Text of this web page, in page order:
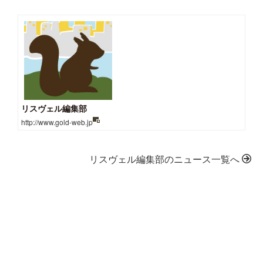
リスヴェル編集部
http://www.gold-web.jp
リスヴェル編集部のニュース一覧へ